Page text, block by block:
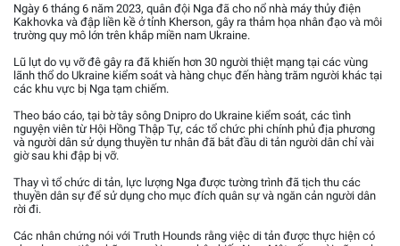
Ngày 6 tháng 6 năm 2023, quân đội Nga đã cho nổ nhà máy thủy điện
Kakhovka và đập liền kề ở tỉnh Kherson, gây ra thảm họa nhân đạo và môi
trường quy mô lớn trên khắp miền nam Ukraine.
Lũ lụt do vụ vỡ đê gây ra đã khiến hơn 30 người thiệt mạng tại các vùng
lãnh thổ do Ukraine kiểm soát và hàng chục đến hàng trăm người khác tại
các khu vực bị Nga tạm chiếm.
Theo báo cáo, tại bờ tây sông Dnipro do Ukraine kiểm soát, các tình
nguyện viên từ Hội Hồng Thập Tự, các tổ chức phi chính phủ địa phương
và người dân sử dụng thuyền tư nhân đã bắt đầu di tản người dân chỉ vài
giờ sau khi đập bị vỡ.
Thay vì tổ chức di tản, lực lượng Nga được tường trình đã tịch thu các
thuyền dân sự để sử dụng cho mục đích quân sự và ngăn cản người dân
rời đi.
Các nhân chứng nói với Truth Hounds rằng việc di tản được thực hiện có